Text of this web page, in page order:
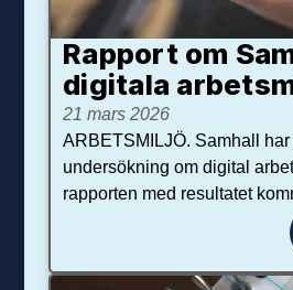
Rapport om
digitala
21 mars 2026
ARBETSMILJÖ. Samhall
undersökning om digital
rapporten med resultatet